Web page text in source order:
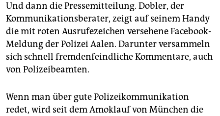
Und dann die Pressemitteilung. Dobler, der
Kommunikationsberater, zeigt auf seinem Handy
die mit roten Ausrufe­zeichen versehene Facebook-
Meldung der Polizei Aalen. Darunter versammeln
sich schnell fremdenfeindliche Kommentare, auch
von Polizeibeamten.
Wenn man über gute Polizeikommunikation
redet, wird seit dem Amoklauf von München die